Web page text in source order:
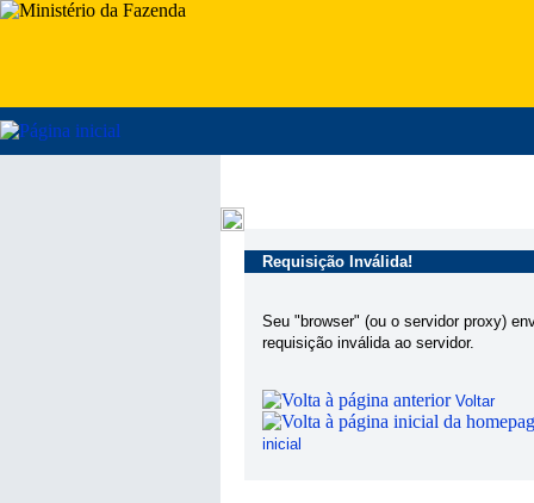
Requisição Inválida!
Seu "browser" (ou o servidor proxy)
requisição inválida ao servidor.
Voltar
inicial